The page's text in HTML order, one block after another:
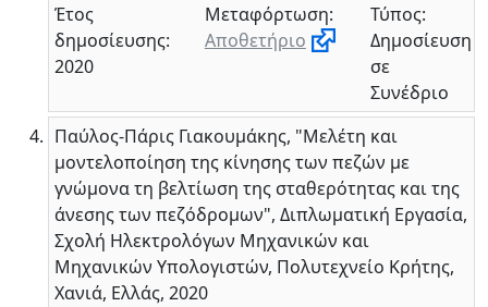
Έτος
δημοσίευσης:
2020
Μεταφόρτωση:
Αποθετήριο
Τύπος:
Δημοσίευση
σε
Συνέδριο
Παύλος-Πάρις Γιακουμάκης, "Μελέτη και
μοντελοποίηση της κίνησης των πεζών με
γνώμονα τη βελτίωση της σταθερότητας και της
άνεσης των πεζόδρομων", Διπλωματική Εργασία,
Σχολή Ηλεκτρολόγων Μηχανικών και
Μηχανικών Υπολογιστών, Πολυτεχνείο Κρήτης,
Χανιά, Ελλάς, 2020